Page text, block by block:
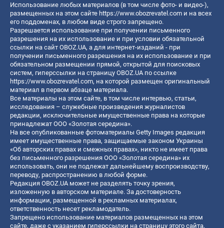
Использование любых материалов (в том числе фото- и видео-),
размещенных на этом сайте https://www.obozrevatel.com и на всех
его поддоменах, в любом виде строго запрещено.
Разрешается использование при получении письменного
разрешения на их использование и при условии обязательной
ссылки на сайт OBOZ.UA, а для интернет-изданий - при
получении письменного разрешения на их использование и при
обязательном размещении прямой, открытой для поисковых
систем, гиперссылки на страницу OBOZ.UA по ссылке
https://www.obozrevatel.com, на которой размещен оригинальный
материал в первом абзаце материала.
Все материалы на этом сайте, в том числе интервью, статьи,
исследования – служебные произведения журналистов
редакции, исключительные имущественные права на которые
принадлежат ООО «Золотая середина».
На все опубликованные фотоматериалы Getty Images редакция
имеет имущественные права, защищаемые законом Украины
«Об авторских правах и смежных правах», никто не имеет права
без письменного разрешения ООО «Золотая середина» их
использовать, они не подлежат дальнейшему воспроизводству,
переводу, распространению в любой форме.
Редакция OBOZ.UA может не разделять точку зрения,
изложенную в авторском материале. За достоверность
информации, размещенной в рекламных материалах,
ответственность несет рекламодатель.
Запрещено использование материалов размещенных на этом
сайте, даже с указанием гиперссылки на страницу этого сайта,